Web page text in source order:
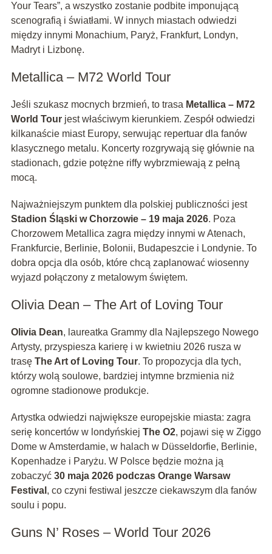
Your Tears”, a wszystko zostanie podbite imponującą
scenografią i światłami. W innych miastach odwiedzi
między innymi Monachium, Paryż, Frankfurt, Londyn,
Madryt i Lizbonę.
Metallica – M72 World Tour
Jeśli szukasz mocnych brzmień, to trasa Metallica – M72
World Tourjest właściwym kierunkiem. Zespół odwiedzi
kilkanaście miast Europy, serwując repertuar dla fanów
klasycznego metalu. Koncerty rozgrywają się głównie na
stadionach, gdzie potężne riffy wybrzmiewają z pełną
mocą.
Najważniejszym punktem dla polskiej publiczności jest
Stadion Śląski w Chorzowie – 19 maja 2026. Poza
Chorzowem Metallica zagra między innymi w Atenach,
Frankfurcie, Berlinie, Bolonii, Budapeszcie i Londynie. To
dobra opcja dla osób, które chcą zaplanować wiosenny
wyjazd połączony z metalowym świętem.
Olivia Dean – The Art of Loving Tour
Olivia Dean, laureatka Grammy dla Najlepszego Nowego
Artysty, przyspiesza karierę i w kwietniu 2026 rusza w
trasę The Art of Loving Tour. To propozycja dla tych,
którzy wolą soulowe, bardziej intymne brzmienia niż
ogromne stadionowe produkcje.
Artystka odwiedzi największe europejskie miasta: zagra
serię koncertów w londyńskiej The O2, pojawi się w Ziggo
Dome w Amsterdamie, w halach w Düsseldorfie, Berlinie,
Kopenhadze i Paryżu. W Polsce będzie można ją
zobaczyć 30 maja 2026 podczas Orange Warsaw
Festival , co czyni festiwal jeszcze ciekawszym dla fanów
soulu i popu.
Guns N’ Roses – World Tour 2026